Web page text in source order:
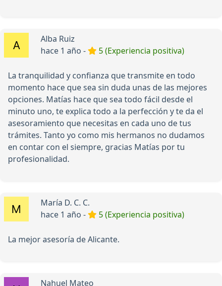
Alba Ruiz
hace 1 año -
5 (Experiencia positiva)
La tranquilidad y confianza que transmite en todo
momento hace que sea sin duda unas de las mejores
opciones. Matías hace que sea todo fácil desde el
minuto uno, te explica todo a la perfección y te da el
asesoramiento que necesitas en cada uno de tus
trámites. Tanto yo como mis hermanos no dudamos
en contar con el siempre, gracias Matías por tu
profesionalidad.
María D. C. C.
hace 1 año -
5 (Experiencia positiva)
La mejor asesoría de Alicante.
Nahuel Mateo